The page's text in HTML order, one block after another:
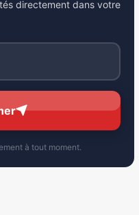
directement dans votre
à tout moment.